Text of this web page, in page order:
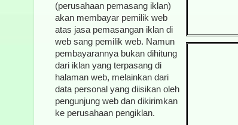
(perusahaan pemasang iklan)
akan membayar pemilik web
atas jasa pemasangan iklan di
web sang pemilik web. Namun
pembayarannya bukan dihitung
dari iklan yang terpasang di
halaman web, melainkan dari
data personal yang diisikan oleh
pengunjung web dan dikirimkan
ke perusahaan pengiklan.